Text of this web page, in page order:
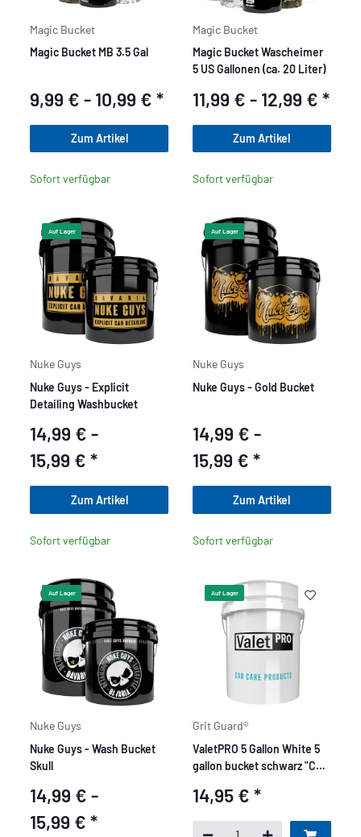
Magic Bucket
Magic Bucket MB 3.5 Gal
9,99 € - 10,99 €*
Zum Artikel
Sofort verfügbar
Magic Bucket
Magic Bucket Wascheimer
5 US Gallonen (ca. 20 Liter)
11,99 € - 12,99 € *
Zum Artikel
Sofort verfügbar
Auf Lager
Nuke Guys
Nuke Guys - Explicit
Detailing Washbucket
14,99 € -
15,99 €*
Zum Artikel
Sofort verfügbar
Auf Lager
Nuke Guys
Nuke Guys - Gold Bucket
14,99 € -
15,99 € *
Zum Artikel
Sofort verfügbar
Auf Lager
Nuke Guys
Nuke Guys - Wash Bucket
Skull
14,99 € -
15,99 €*
Auf Lager
Grit Guard®
ValetPRO 5 Gallon White 5
gallon bucket schwarz "Car
14,95 € *